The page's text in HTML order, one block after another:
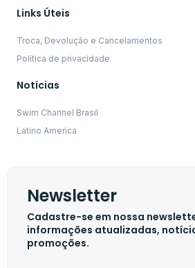
Links Úteis
Troca, Devolução e Cancelamentos
Política de privacidade
Notícias
Swim Channel Brasil
Latino America
Newsletter
Cadastre-se em nossa
informações atualizadas,
promoções.